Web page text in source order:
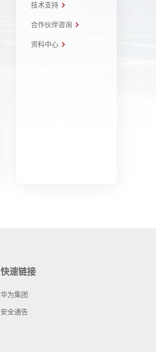
技术支持
合作伙伴咨询
资料中心
快速链接
华为集团
安全通告